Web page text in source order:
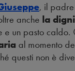
, il
anche la
e un pasto
al momento
questi non è